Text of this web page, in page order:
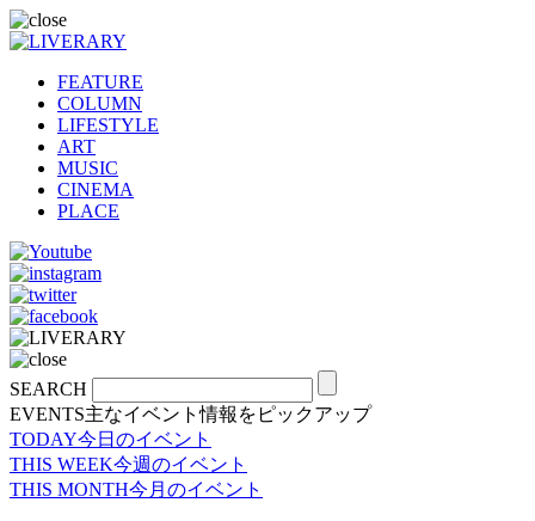
FEATURE
COLUMN
LIFESTYLE
ART
MUSIC
CINEMA
PLACE
SEARCH
EVENTS主なイベント情報をピックアップ
TODAY今日のイベント
THIS WEEK今週のイベント
THIS MONTH今月のイベント